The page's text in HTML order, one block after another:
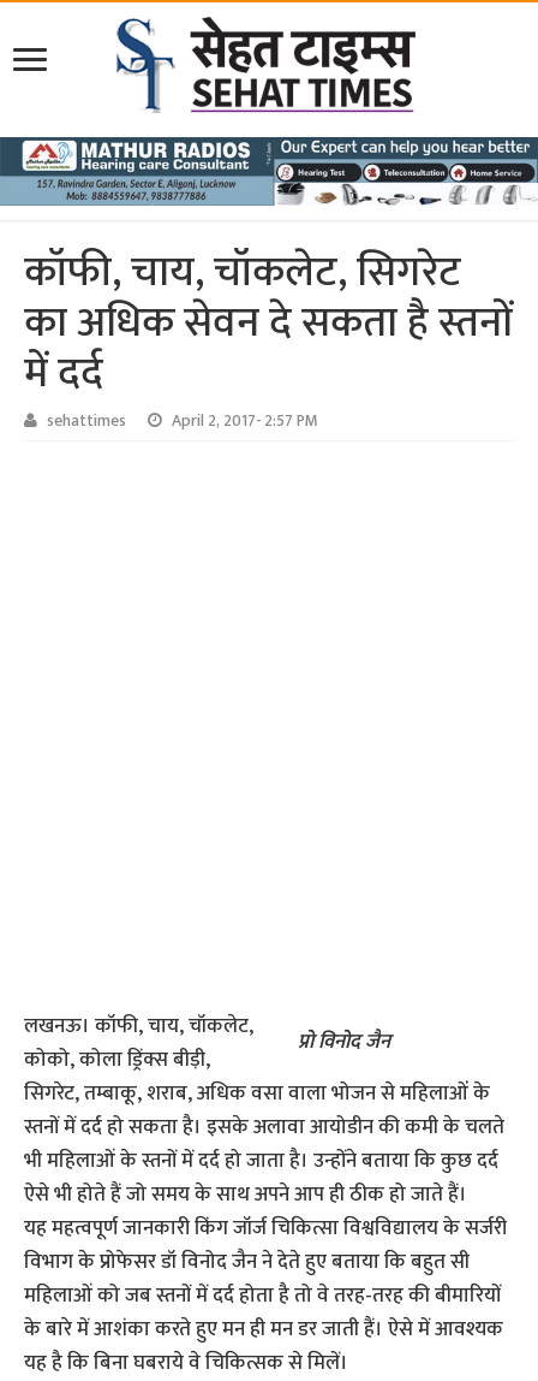
कॉफी, चाय, चॉकलेट, सिगरेट
का अधिक सेवन दे सकता है स्तनों
में दर्द
sehattimes April 2, 2017- 2:57 PM
प्रो विनोद जैन
लखनऊ। कॉफी, चाय, चॉकलेट,
कोको, कोला ड्रिंक्स बीड़ी,
सिगरेट, तम्बाकू, शराब, अधिक वसा वाला भोजन से महिलाओंं के
स्तनों में दर्द हो सकता है। इसके अलावा आयोडीन की कमी के चलते
भी महिलाओं के स्तनों में दर्द हो जाता है। उन्होंने बताया कि कुछ दर्द
ऐसे भी होते हैं जो समय के साथ अपने आप ही ठीक हो जाते हैं।
यह महत्वपूर्ण जानकारी किंग जॉर्ज चिकित्सा विश्वविद्यालय के सर्जरी
विभाग के प्रोफेसर डॉ विनोद जैन ने देते हुए बताया कि बहुत सी
महिलाओं को जब स्तनों में दर्द होता है तो वे तरह-तरह की बीमारियों
के बारे में आशंका करते हुए मन ही मन डर जाती हैं। ऐसे में आवश्यक
यह है कि बिना घबराये वे चिकित्सक से मिलें।